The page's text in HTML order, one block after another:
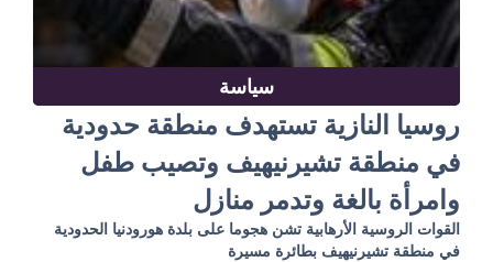
سياسة
روسيا النازية تستهدف منطقة حدودية
في منطقة تشيرنيهيف وتصيب طفل
وامرأة بالغة وتدمر منازل
القوات الروسية الأرهابية تشن هجوما على بلدة هورودنيا الحدودية
في منطقة تشيرنيهيف بطائرة مسيرة